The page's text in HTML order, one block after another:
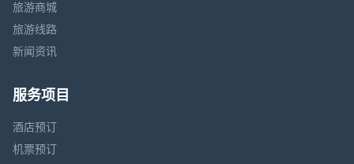
旅游商城
旅游线路
新闻资讯
服务项目
酒店预订
机票预订